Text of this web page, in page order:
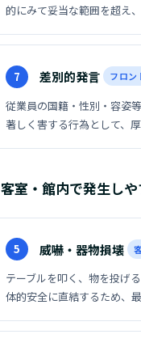
的にみて妥当な範囲を超え
7 差別的発言 フロン
従業員の国籍・性別・容姿
著しく害する行為として、
客室・館内で発生し
5 威嚇・器物損壊
テーブルを叩く、物を投げ
体的安全に直結するため、